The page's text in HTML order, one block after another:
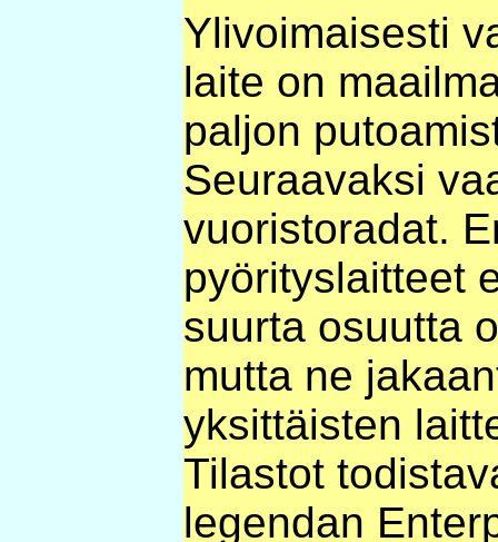
Ylivoimaisesti
laite on
paljon
Seuraavaksi
vuoristoradat.
pyörityslaitteet
suurta osuutta
mutta ne
yksittäisten
Tilastot
legendan